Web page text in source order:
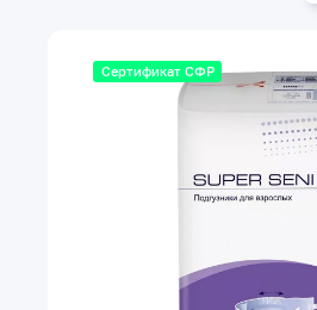
Сертификат СФР